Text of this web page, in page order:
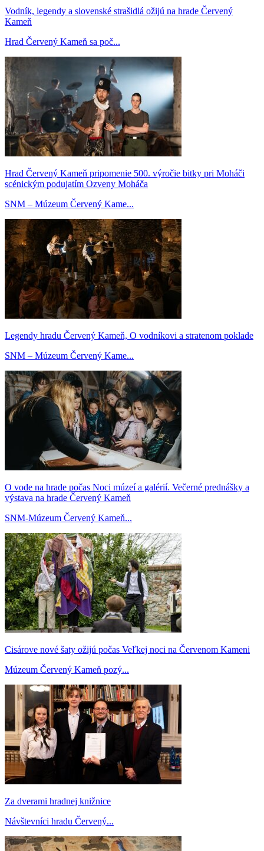
Vodník, legendy a slovenské strašidlá ožijú na hrade Červený
Kameň
Hrad Červený Kameň sa poč...
Hrad Červený Kameň pripomenie 500. výročie bitky pri Moháči
scénickým podujatím Ozveny Moháča
SNM – Múzeum Červený Kame...
Legendy hradu Červený Kameň, O vodníkovi a stratenom poklade
SNM – Múzeum Červený Kame...
O vode na hrade počas Noci múzeí a galérií. Večerné prednášky a
výstava na hrade Červený Kameň
SNM-Múzeum Červený Kameň...
Cisárove nové šaty ožijú počas Veľkej noci na Červenom Kameni
Múzeum Červený Kameň pozý...
Za dverami hradnej knižnice
Návštevníci hradu Červený...